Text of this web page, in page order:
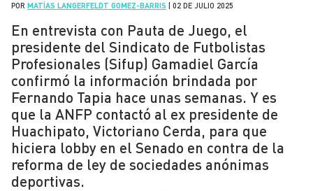
POR MATÍAS LANGERFELDT GOMEZ-BARRIS 02 DE JULIO 2025
En entrevista con Pauta de Juego, el
presidente del Sindicato de Futbolistas
Profesionales (Sifup) Gamadiel García
confirmó la información brindada por
Fernando Tapia hace unas semanas. Y es
que la ANFP contactó al ex presidente de
Huachipato, Victoriano Cerda, para que
hiciera lobby en el Senado en contra de la
reforma de ley de sociedades anónimas
deportivas.